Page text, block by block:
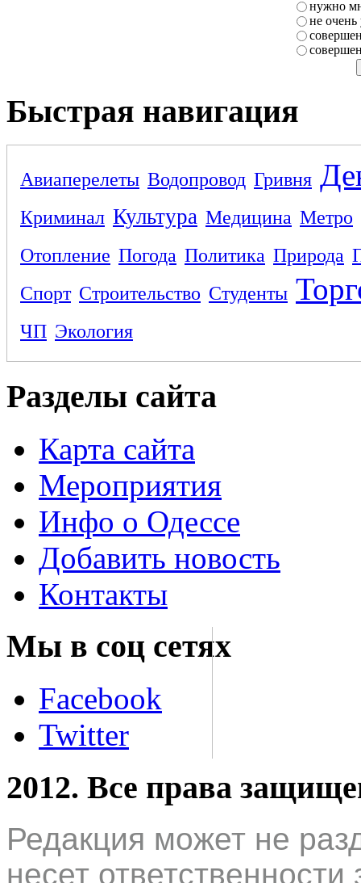
нужно
не очень
Быстрая навигация
Авиаперелеты Водопровод Гривня
Криминал Культура Медицина Метро
Отопление Погода Политика Природа
Спорт Строительство Студенты
ЧП Экология
Разделы сайта
Карта сайта
Мероприятия
Инфо о Одессе
Добавить новость
Контакты
Мы в соц сетях
Facebook
Twitter
2012. Все права
Редакция может не
несет